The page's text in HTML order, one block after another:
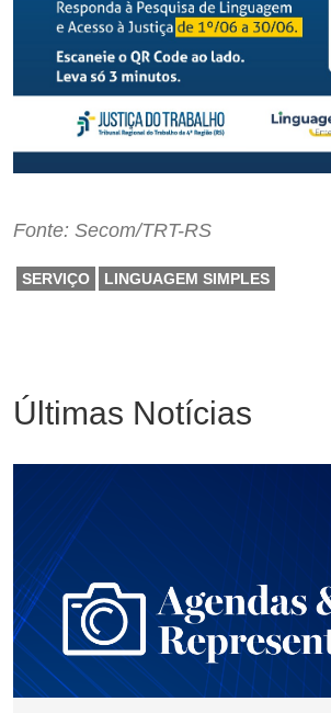
Fonte: Secom/TRT-RS
SERVIÇO LINGUAGEM SIMPLES
Últimas Notícias